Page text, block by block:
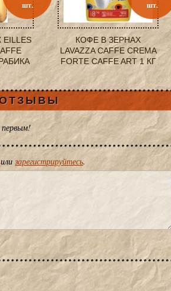
шт.
КОФЕ В ЗЕРНАХ
LAVAZZA CAFFE CREMA
FORTE CAFFE ART 1 КГ
шт.
или зарегистрируйтесь.